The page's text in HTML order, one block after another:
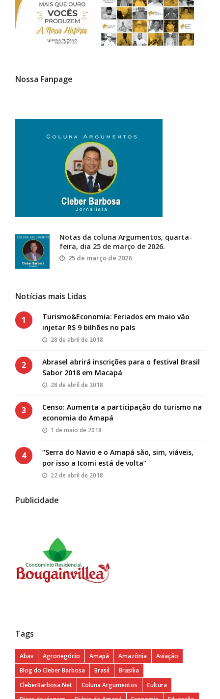
Nossa Fanpage
Notas da coluna Argumentos, quarta-
feira, dia 25 de março de 2026.
25 de março de 2026
Notícias mais Lidas
1
Turismo&Economia: Feriados em maio vão
injetar R$ 9 bilhões no país
28 de abril de 2018
2
Abrasel abrirá inscrições para o festival Brasil
Sabor 2018 em Macapá
28 de abril de 2018
3
Censo: Aumenta a participação do turismo na
economia do Amapá
1 de maio de 2018
4
“Serra do Navio e o Amapá são, sim, viáveis,
por isso a Icomi está de volta”
22 de abril de 2018
Publicidade
Tags
Abav Agronegócio Amapá Amazônia
Aviação
Blog do Cleber Barbosa
Brasil
Brasília
CleberBarbosa.Net
Coluna Argumentos
Cultura